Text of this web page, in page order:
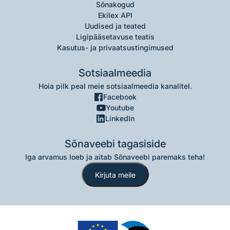
Sõnakogud
Ekilex API
Uudised ja teated
Ligipääsetavuse teatis
Kasutus- ja privaatsustingimused
Sotsiaalmeedia
Hoia pilk peal meie sotsiaalmeedia kanalitel.
Facebook
Youtube
LinkedIn
Sõnaveebi tagasiside
Iga arvamus loeb ja aitab Sõnaveebi paremaks teha!
Kirjuta meile